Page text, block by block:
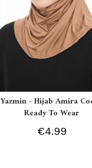
Yazmin - Hijab Amira
Ready To Wear
€4.99